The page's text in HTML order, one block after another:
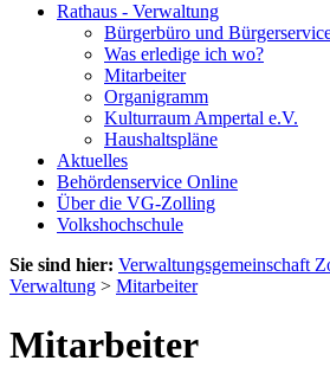
Rathaus - Verwaltung
Bürgerbüro und
Was erledige ich wo?
Mitarbeiter
Organigramm
Kulturraum Ampertal e.V.
Haushaltspläne
Aktuelles
Behördenservice Online
Über die VG-Zolling
Volkshochschule
Sie sind hier: Verwaltungsgemeinschaft
Verwaltung > Mitarbeiter
Mitarbeiter